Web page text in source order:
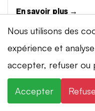
En savoir plus →
Installation de
{city} : caméras IP
Nous utilisons des
expérience et
accepter, refuser ou
Accepter
⚡ Intervention en
Devis gratuit
+41 78 319 32